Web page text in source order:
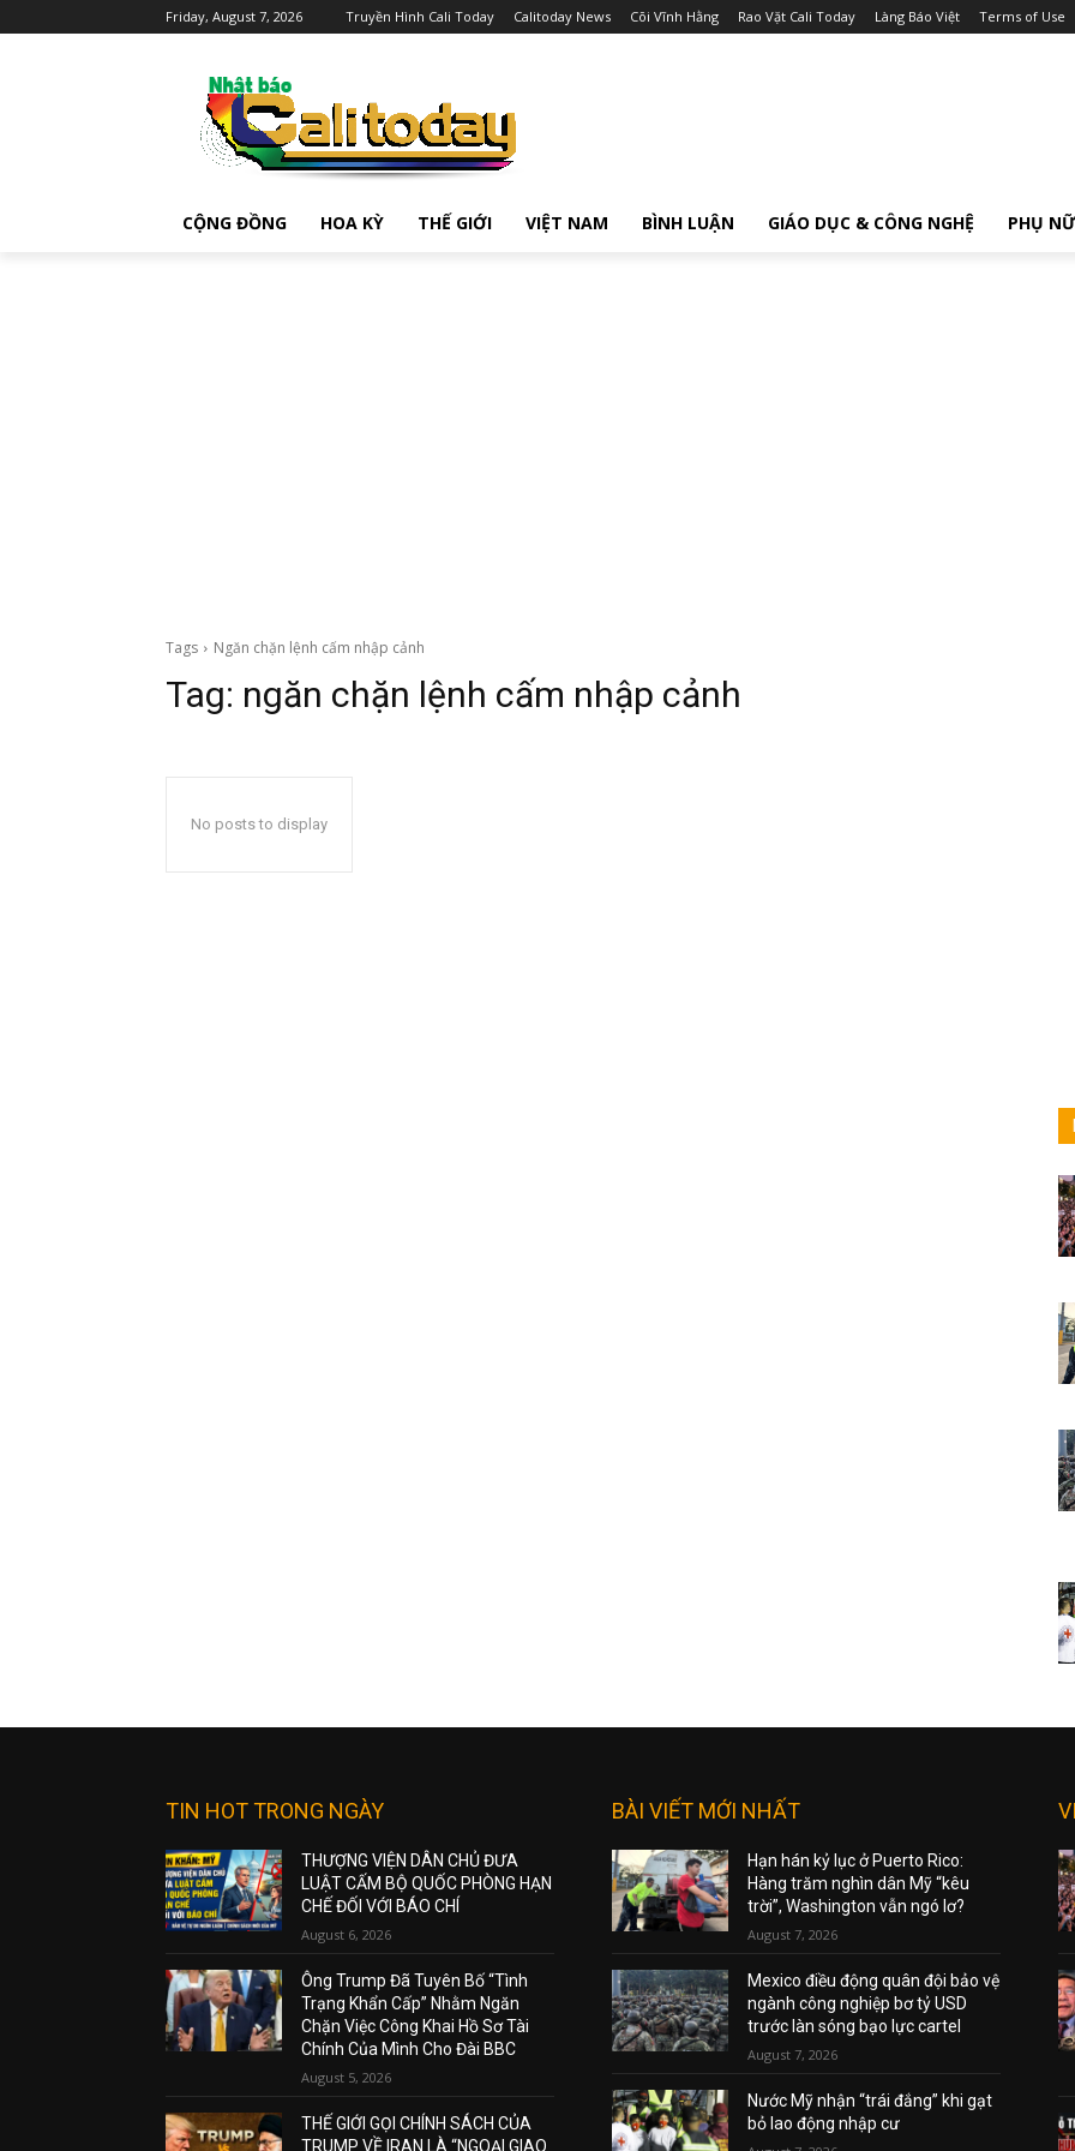
Friday, August 7, 2026 Truyền Hình Cali Today Calitoday News Cõi Vĩnh Hằng Rao Vặt Cali Today Làng Báo Việt Terms of Use
CỘNG ĐỒNG HOA KỲ THẾ GIỚI VIỆT NAM BÌNH LUẬN GIÁO DỤC & CÔNG NGHỆ PHỤ NỮ
Tags Ngăn chặn lệnh cấm nhập cảnh
Tag: ngăn chặn lệnh cấm nhập cảnh
No posts to display
TIN HOT TRONG NGÀY
THƯỢNG VIỆN DÂN CHỦ ĐƯA
LUẬT CẤM BỘ QUỐC PHÒNG HẠN
CHẾ ĐỐI VỚI BÁO CHÍ
August 6, 2026
Ông Trump Đã Tuyên Bố “Tình
Trạng Khẩn Cấp” Nhằm Ngăn
Chặn Việc Công Khai Hồ Sơ Tài
Chính Của Mình Cho Đài BBC
August 5, 2026
THẾ GIỚI GỌI CHÍNH SÁCH CỦA
TRUMP VỀ IRAN LÀ “NGOẠI GIAO
BÀI VIẾT MỚI NHẤT
Hạn hán kỷ lục ở Puerto Rico:
Hàng trăm nghìn dân Mỹ “kêu
trời”, Washington vẫn ngó lơ?
August 7, 2026
Mexico điều động quân đội bảo vệ
ngành công nghiệp bơ tỷ USD
trước làn sóng bạo lực cartel
August 7, 2026
Nước Mỹ nhận “trái đắng” khi gạt
bỏ lao động nhập cư